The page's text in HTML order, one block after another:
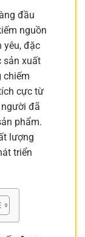
đầu
nguồn
yêu, đặc
sản xuất
chiếm
cực từ
đã
phẩm.
lượng
triển